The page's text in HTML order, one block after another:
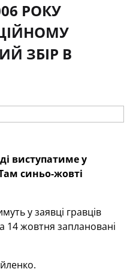
РОКУ
ЗБІР В
виступатиме у
синьо-жовті
у заявці гравців
14 жовтня заплановані